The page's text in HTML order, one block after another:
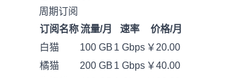
周期订阅
订阅名称流量/月 速率
价格/月
白猫
100 GB 1 Gbps ￥20.00
橘猫
200 GB 1 Gbps ￥40.00